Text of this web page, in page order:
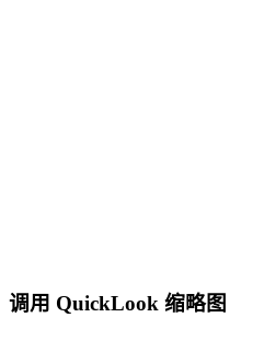
调用 QuickLook 缩略图